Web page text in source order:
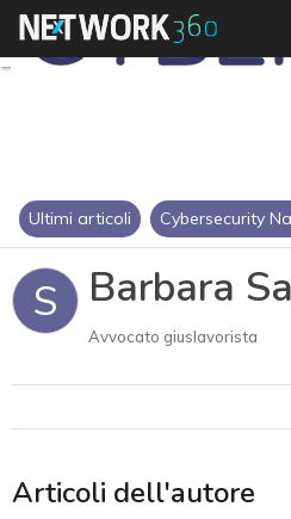
Ultimi articoli Cybersecurity
S Barbara
Avvocato giuslavorista
Articoli dell'autore